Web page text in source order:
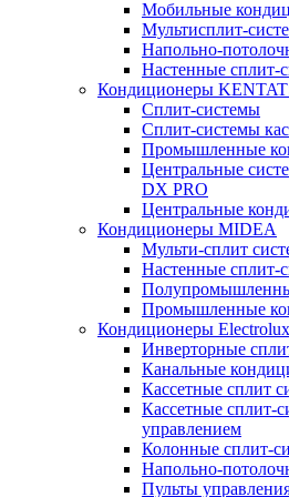
Мобильные
Мультисплит-
Напольно-
Настенные сплит-
Кондиционеры
Сплит-системы
Сплит-системы
Промышленные
Центральные
DX PRO
Центральные
Кондиционеры MIDEA
Мульти-сплит
Настенные сплит-
Промышленные
Кондиционеры Electrolux
Инверторные
Канальные
Кассетные сплит
Кассетные сплит-
управлением
Колонные сплит-
Напольно-
Пульты